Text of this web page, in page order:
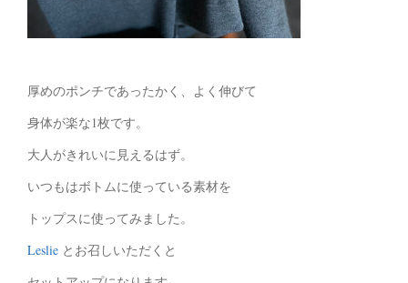
厚めのポンチであったかく、よく伸びて
身体が楽な1枚です。
大人がきれいに見えるはず。
いつもはボトムに使っている素材を
トップスに使ってみました。
Leslie とお召しいただくと